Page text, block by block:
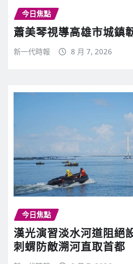
今日焦點
蕭美琴視導高雄市城鎮
新一代時報 8 月 7, 2026
今日焦點
漢光演習淡水河道阻
刺蝟防敵溯河直取首都